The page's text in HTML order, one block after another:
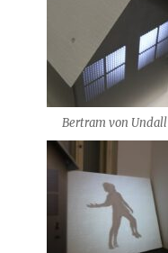
Bertram von Undall